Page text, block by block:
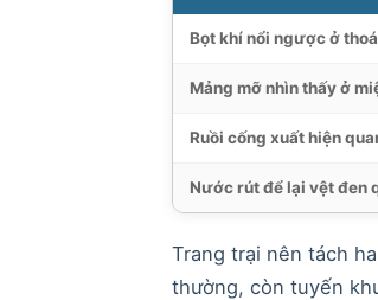
Bọt khí nổi ngược ở
Mảng mỡ nhìn thấy ở
Ruồi cống xuất hiện
Nước rút để lại vệt đen
Trang trại nên tách
thường, còn tuyến